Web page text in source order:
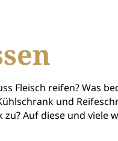
Fleisch reifen? Was
und
zu? Auf diese und